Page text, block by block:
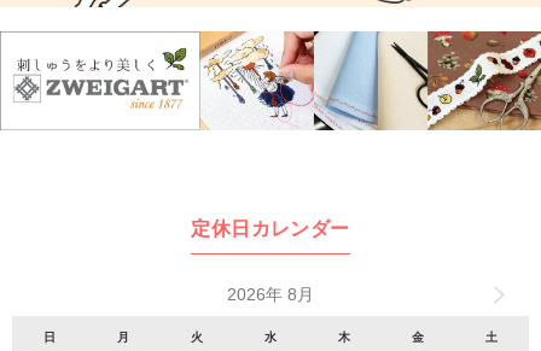
定休日カレンダー
2026年 8月
日 月 火 水 木 金 土